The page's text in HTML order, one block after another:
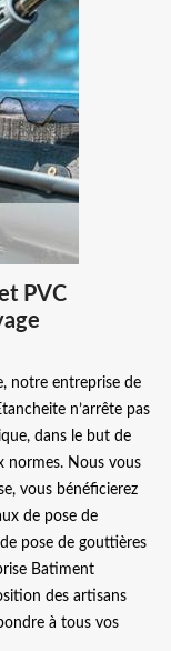
PVC
notre entreprise de
n’arrête pas
dans le but de
normes. Nous vous
vous bénéficierez
de pose de
pose de gouttières
Batiment
des artisans
à tous vos